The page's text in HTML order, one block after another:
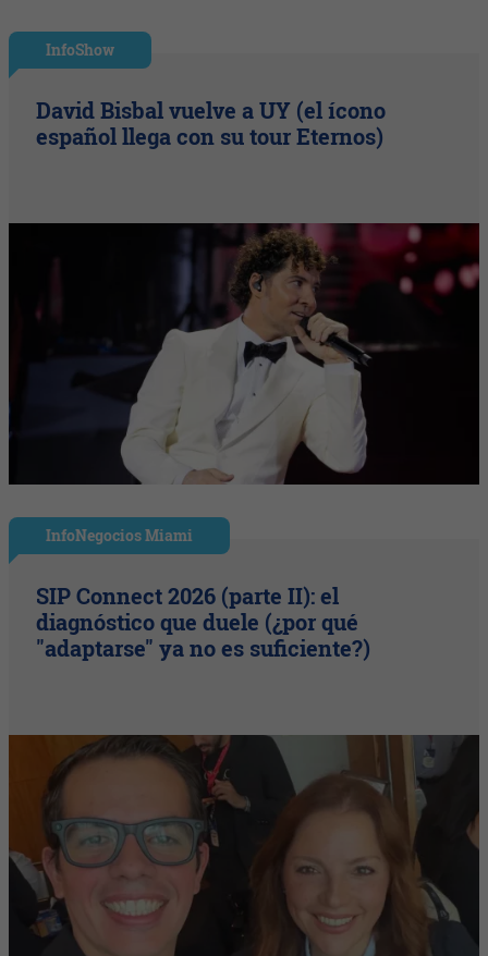
InfoShow
David Bisbal vuelve a UY (el ícono
español llega con su tour Eternos)
InfoNegocios Miami
SIP Connect 2026 (parte II): el
diagnóstico que duele (¿por qué
"adaptarse" ya no es suficiente?)